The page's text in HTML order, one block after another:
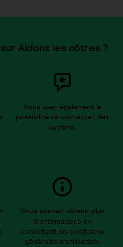
Aidons les nôtres ?
Vous avez également la
possibilité de contacter des
experts.
Vous pouvez obtenir plus
d’informations en
consultant les conditions
générales d’utilisation.